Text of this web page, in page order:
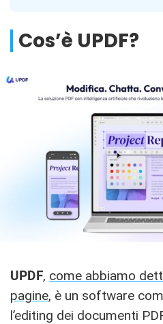
Cos’è UPDF?
UPDF, come abbiamo
pagine, è un software
l’editing dei documenti